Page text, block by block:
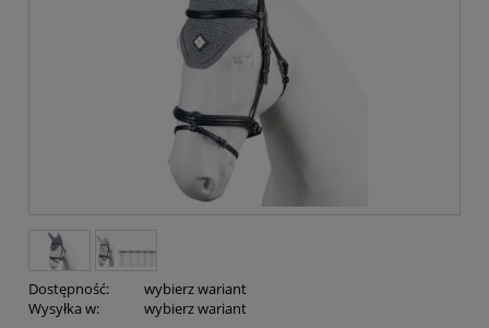
Dostępność:
wybierz wariant
Wysyłka w:
wybierz wariant